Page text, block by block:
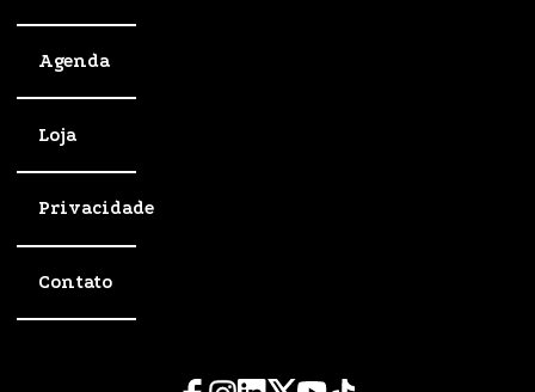
Agenda
Loja
Privacidade
Contato